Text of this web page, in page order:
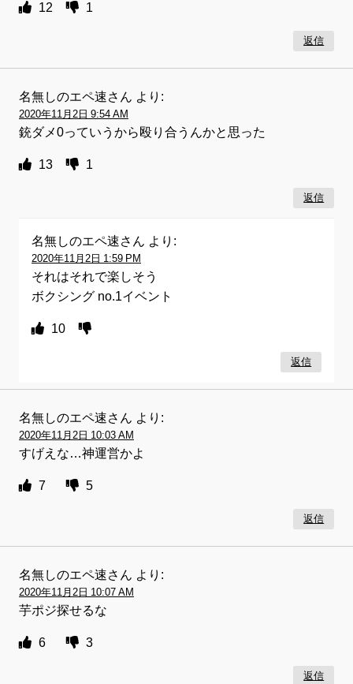
12 1
返信
名無しのエペ速さん より:
2020年11月2日 9:54 AM
銃ダメ0っていうから殴り合うんかと思った
13 1
返信
名無しのエペ速さん より:
2020年11月2日 1:59 PM
それはそれで楽しそう
ボクシング no.1イベント
10
返信
名無しのエペ速さん より:
2020年11月2日 10:03 AM
すげえな…神運営かよ
7 5
返信
名無しのエペ速さん より:
2020年11月2日 10:07 AM
芋ポジ探せるな
6 3
返信